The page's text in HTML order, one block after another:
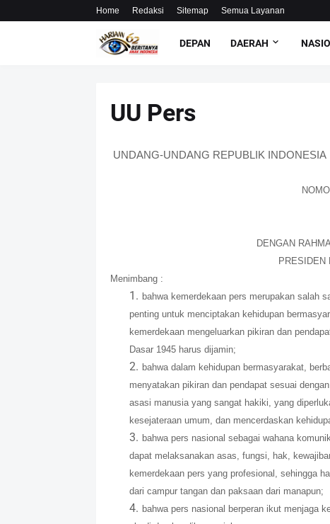
Home Redaksi Sitemap Semua Layanan
DEPAN DAERAH
UU Pers
UNDANG-UNDANG REPUBLIK INDONESIA
DENGAN
PRESIDEN
Menimbang :
bahwa kemerdekaan pers merupakan salah
penting untuk menciptakan kehidupan
kemerdekaan mengeluarkan pikiran dan
Dasar 1945 harus dijamin;
bahwa dalam kehidupan bermasyarakat,
menyatakan pikiran dan pendapat sesuai
asasi manusia yang sangat hakiki, yang
kesejateraan umum, dan mencerdaskan
bahwa pers nasional sebagai wahana
dapat melaksanakan asas, fungsi, hak,
kemerdekaan pers yang profesional, sehingga
dari campur tangan dan paksaan dari manapun;
bahwa pers nasional berperan ikut menjaga